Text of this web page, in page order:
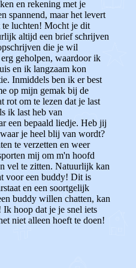
en rekening met je
spannend, maar het levert
te luchten! Mocht je dit
altijd een brief schrijven
die je wil
geholpen, waardoor ik
en ik langzaam kon
Inmiddels ben ik er best
op mijn gemak bij de
rot om te lezen dat je last
ik last heb van
een bepaald liedje. Heb jij
je heel blij van wordt?
te verzetten en weer
mij om m'n hoofd
vel te zitten. Natuurlijk kan
voor een buddy! Dit is
en een soortgelijk
buddy willen chatten, kan
hoop dat je je snel iets
niet alleen hoeft te doen!